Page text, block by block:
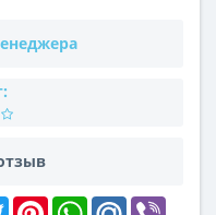
Twitter PinterestWhatsAppMail.Ru